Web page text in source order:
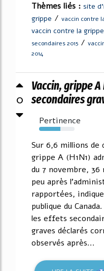
Thèmes liés : site
grippe / vaccin contre
vaccin contre la grippe
secondaires 2015 /
2014
0
Vaccin, grippe
secondaires
Pertinence
60%
Sur 6,6 millions de
grippe A (H1N1)
du 7 novembre, 36
peu après
rapportées,
publique du
les effets
graves déclarés
observés après...